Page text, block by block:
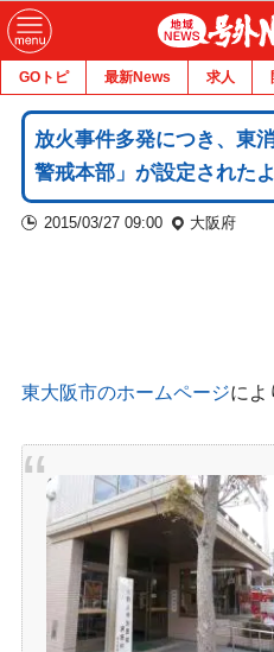
GOトピ 最新News 求人
放火事件多発につき、東
警戒本部」が設定された
2015/03/27 09:00 大阪府
東大阪市のホームページによ